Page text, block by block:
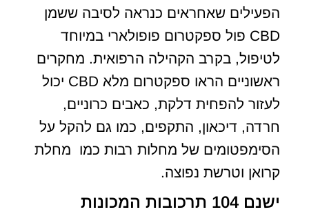
הפעילים שאחראים כנראה לסיבה ששמן
CBD פול ספקטרום פופולארי במיוחד
לטיפול, בקרב הקהילה הרפואית. מחקרים
ראשוניים הראו ספקטרום מלא CBD יכול
לעזור להפחית דלקת, כאבים כרוניים,
חרדה, דיכאון, התקפים, כמו גם להקל על
הסימפטומים של מחלות רבות כמו מחלת
קרואן וטרשת נפוצה.
ישנם 104 תרכובות המכונות